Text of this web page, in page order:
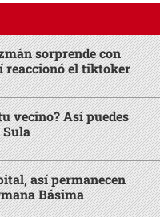
sorprende con
reaccionó el tiktoker
vecino? Así puedes
Sula
así permanecen
Básima